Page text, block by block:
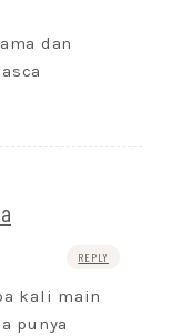
dan
REPLY
kali main
punya